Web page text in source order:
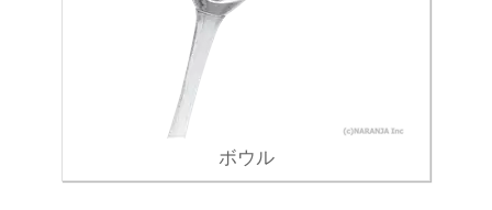
ボウル